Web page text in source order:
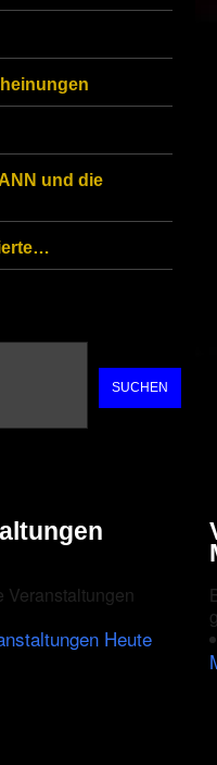
und die
SUCHEN
Veranstaltungen
Heute